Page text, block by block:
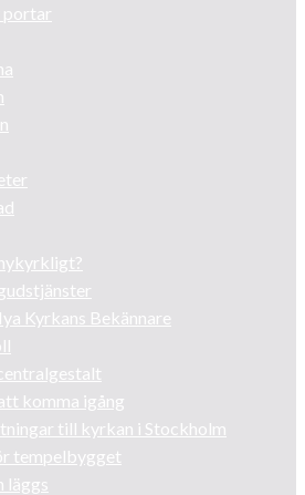
portar
Kyrkans Bekännare
komma igång
till kyrkan i Stockholm
tempelbygget
läggs